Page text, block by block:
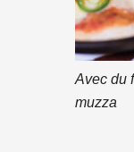
Avec du
muzza